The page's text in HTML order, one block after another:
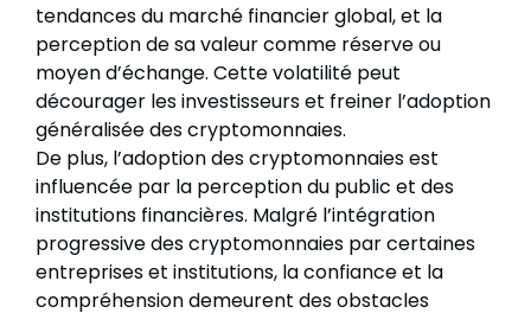
tendances du marché financier global, et la
perception de sa valeur comme réserve ou
moyen d’échange. Cette volatilité peut
décourager les investisseurs et freiner l’adoption
généralisée des cryptomonnaies.
De plus, l’adoption des cryptomonnaies est
influencée par la perception du public et des
institutions financières. Malgré l’intégration
progressive des cryptomonnaies par certaines
entreprises et institutions, la confiance et la
compréhension demeurent des obstacles